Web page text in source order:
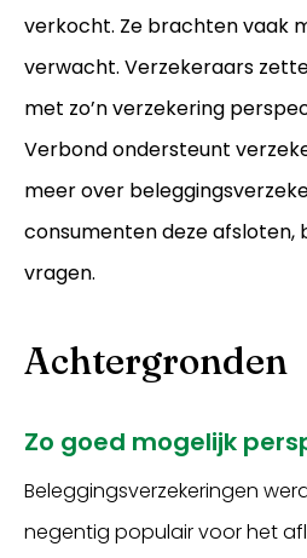
Inloggen
verkocht. Ze brachten vaak
verwacht. Verzekeraars
met zo’n verzekering
Verbond ondersteunt
meer over
consumenten deze afsloten,
vragen.
Achtergronden
Zo goed mogelijk
Beleggingsverzekeringen
negentig populair voor het